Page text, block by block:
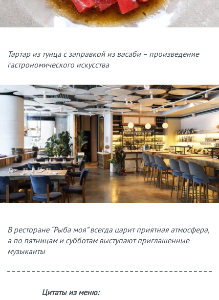
Тартар из тунца с заправкой из васаби – произведение
гастрономического искусства
В ресторане “Рыба моя” всегда царит приятная атмосфера,
а по пятницам и субботам выступают приглашенные
музыканты
Цитаты из меню: